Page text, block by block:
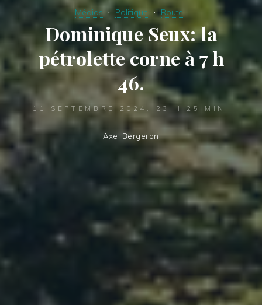
Médias Politique Route
Dominique Seux: la
pétrolette corne à 7 h
46.
11 SEPTEMBRE 2024, 23 H 25 MIN
Axel Bergeron